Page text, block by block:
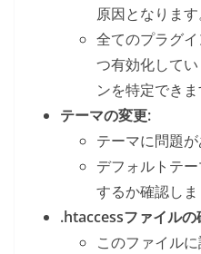
原因となります
全てのプラグ
つ有効化して
ンを特定できま
テーマの変更:
テーマに問題が
デフォルトテ
するか確認しま
.htaccessファイルの
このファイル